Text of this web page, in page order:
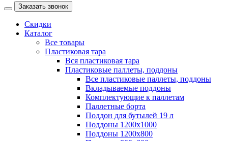
Заказать звонок
Скидки
Каталог
Все товары
Пластиковая тара
Вся пластиковая тара
Пластиковые паллеты, поддоны
Все пластиковые паллеты, поддоны
Вкладываемые поддоны
Комплектующие к паллетам
Паллетные борта
Поддон для бутылей 19 л
Поддоны 1200х1000
Поддоны 1200х800